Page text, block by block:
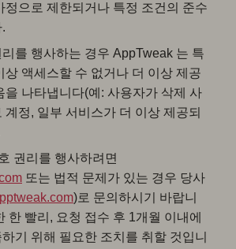
정으로 제한되거나 특정 조건의 준수
를 행사하는 경우 AppTweak 는 특
상 액세스할 수 없거나 더 이상 제공
을 나타냅니다(예: 사용자가 삭제 사
계정, 일부 서비스가 더 이상 제공되
권리를 행사하려면
또는 법적 문제가 있는 경우 당사
)로 문의하시기 바랍니
한 빨리, 요청 접수 후 1개월 이내에
기 위해 필요한 조치를 취할 것입니